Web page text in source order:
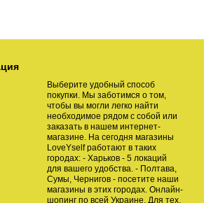
Выберите удобный способ
покупки. Мы заботимся о том,
чтобы вы могли легко найти
необходимое рядом с собой или
заказать в нашем интернет-
магазине. На сегодня магазины
LoveYself работают в таких
городах: - Харьков - 5 локаций
для вашего удобства. - Полтава,
Сумы, Чернигов - посетите наши
магазины в этих городах. Онлайн-
шопинг по всей Украине. Для тех,